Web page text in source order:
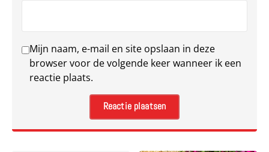
Mijn naam, e-mail en site opslaan in deze
browser voor de volgende keer wanneer ik een
reactie plaats.